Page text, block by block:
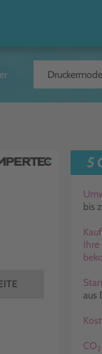
5
bis
Ihre
aus
CO2